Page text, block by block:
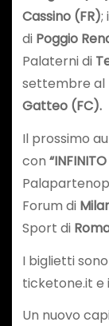
Cassino (FR);
di Poggio
Palaterni di
settembre al
Gatteo (FC).
Il prossimo
con
Forum di
Sport di
I biglietti
ticketone.it e
Un nuovo